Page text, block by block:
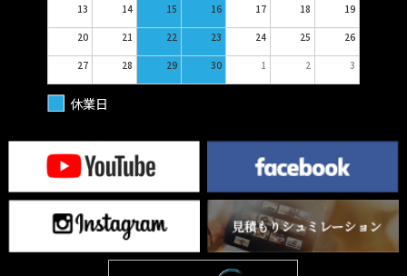
13 14 15 16 17 18 19
20 21 22 23 24 25 26
27 28 29 30 1 2 3
休業日